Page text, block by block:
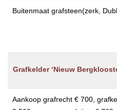
Buitenmaat grafsteen(zerk,
Grafkelder ‘Nieuw
Aankoop grafrecht € 700,